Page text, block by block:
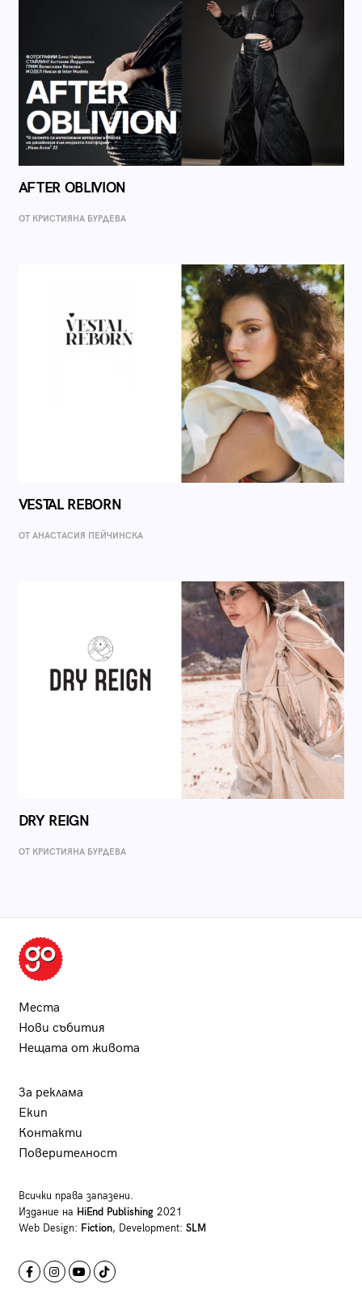
AFTER OBLIVION
ОТ КРИСТИЯНА БУРДЕВА
VESTAL REBORN
ОТ AНАСТАСИЯ ПЕЙЧИНСКА
DRY REIGN
ОТ КРИСТИЯНА БУРДЕВА
Места
Нови събития
Нещата от живота
За реклама
Екип
Контакти
Поверителност
Всички права запазени.
Издание на HiEnd Publishing2021
Web Design: Fiction, Development: SLM